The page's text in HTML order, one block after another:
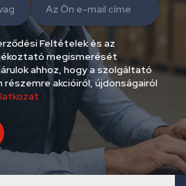
Feltételek és az
megismerését
ahhoz, hogy a szolgáltató
részemre akcióiról, újdonságairól